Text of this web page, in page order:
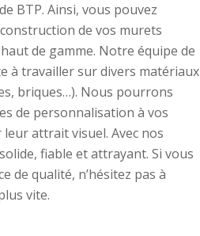
BTP. Ainsi, vous pouvez
de vos murets
de gamme. Notre équipe de
à travailler sur divers matériaux
briques…). Nous pourrons
de personnalisation à vos
attrait visuel. Avec nos
fiable et attrayant. Si vous
de qualité, n’hésitez pas à
vite.